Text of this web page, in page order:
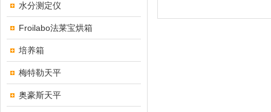
水分测定仪
Froilabo法莱宝烘箱
培养箱
梅特勒天平
奥豪斯天平